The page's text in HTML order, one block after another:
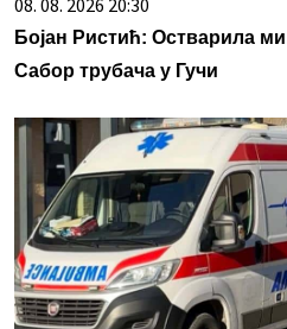
08. 08. 2026 20:30
Бојан Ристић: Остварила
Сабор трубача у Гучи